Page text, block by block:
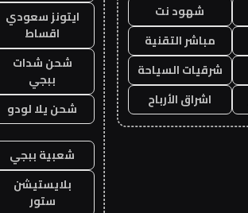
شهود نت
مباشر التقنية
شرقيات السياحة
اشراق الأرباح
ايتونز سعودي
اقساط
شحن شدات
ببجي
شحن يلا لودو
شعبية ببجي
بلايستيشن
ستور